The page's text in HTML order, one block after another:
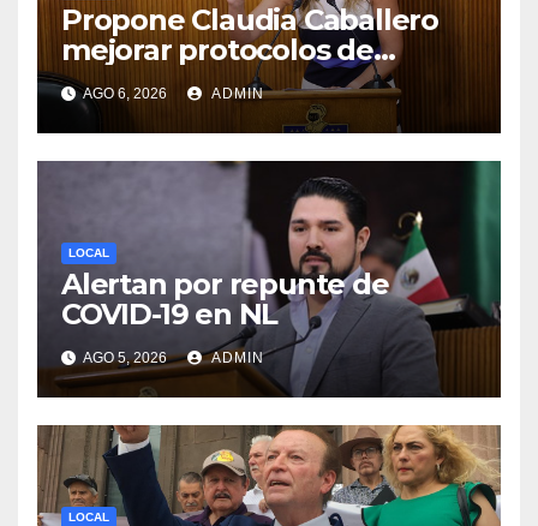
Propone Claudia Caballero
mejorar protocolos de
seguridad en planteles
educativos
AGO 6, 2026 ADMIN
LOCAL
Alertan por repunte de
COVID-19 en NL
AGO 5, 2026 ADMIN
LOCAL